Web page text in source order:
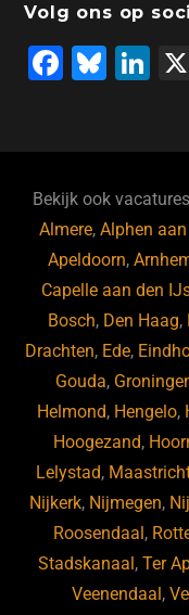
Volg ons op
F
b
o
o
k
Bl
ky
Li
dI
n
Bekijk ook
Almere,Alphen
Apeldoorn,
Capelle aan den
Bosch, Den Haag,
Drachten, Ede,
Gouda,
Helmond, Hengelo,
Hoogezand,
Lelystad,
Nijkerk, Nijmegen,
Roosendaal,
Stadskanaal,Ter
Veenendaal,